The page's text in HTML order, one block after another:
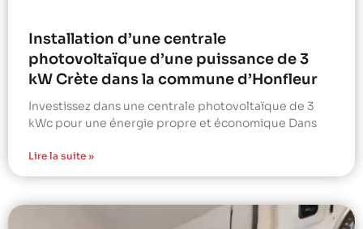
Installation d’une centrale
photovoltaïque d’une puissance de 3
kW Crète dans la commune d’Honfleur
Investissez dans une centrale photovoltaïque de 3
kWc pour une énergie propre et économique Dans
Lire la suite »